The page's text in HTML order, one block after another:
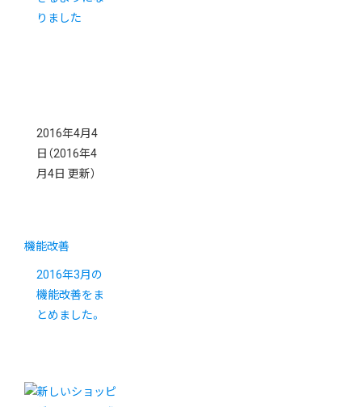
りました
2016年4月4
日 （2016年4
月4日 更新）
機能改善
2016年3月の
機能改善をま
とめました。